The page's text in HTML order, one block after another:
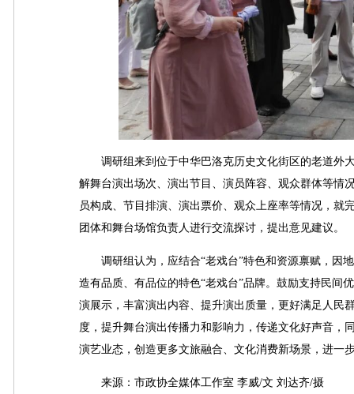
调研组来到位于中华巴洛克历史文化街区的老道外
解舞台演出场次、演出节目、演员阵容、观众群体等情
员构成、节目排演、演出票价、观众上座率等情况，就
团体和舞台场馆负责人进行交流探讨，提出意见建议。
调研组认为，应结合“老戏台”特色和资源禀赋，因地
造有品质、有品位的特色“老戏台”品牌。鼓励支持民间
演展示，丰富演出内容、提升演出质量，更好满足人民
度，提升舞台演出传播力和影响力，传递文化好声音，
演艺业态，创造更多文旅融合、文化消费新场景，进一
来源：市政协全媒体工作室 李威/文 刘达齐/摄